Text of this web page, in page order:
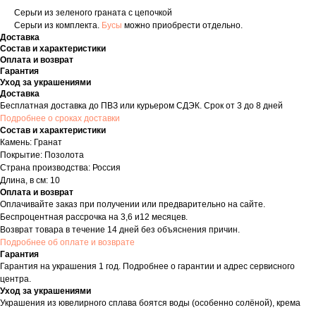
Серьги из зеленого граната с цепочкой
Серьги из комплекта. Бусы можно приобрести отдельно.
Доставка
Состав и характеристики
Оплата и возврат
Гарантия
Уход за украшениями
Доставка
Бесплатная доставка до ПВЗ или курьером СДЭК. Срок от 3 до 8 дней
Подробнее о сроках доставки
Состав и характеристики
Камень: Гранат
Покрытие: Позолота
Страна производства: Россия
Длина, в см: 10
Оплата и возврат
Оплачивайте заказ при получении или предварительно на сайте.
Беспроцентная рассрочка на 3,6 и12 месяцев.
Возврат товара в течение 14 дней без объяснения причин.
Подробнее об оплате и возврате
Гарантия
Гарантия на украшения 1 год. Подробнее о гарантии и адрес сервисного
центра.
Уход за украшениями
Украшения из ювелирного сплава боятся воды (особенно солёной), крема